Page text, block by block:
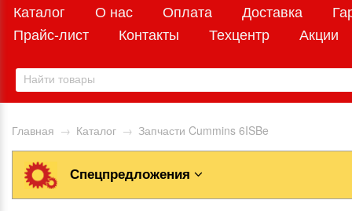
Каталог О нас Оплата Доставка
Прайс-лист
Контакты Техцентр Акции
Главная → Каталог → Запчасти Cummins 6ISBe
Спецпредложения